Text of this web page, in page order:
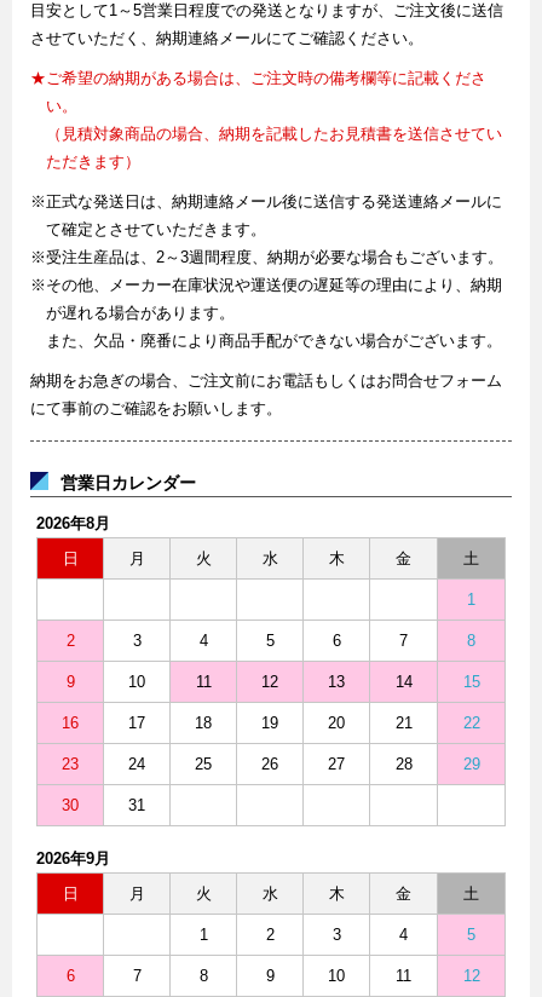
目安として1～5営業日程度での発送となりますが、ご注文後に送信
させていただく、納期連絡メールにてご確認ください。
★ご希望の納期がある場合は、ご注文時の備考欄等に記載くださ
い。
（見積対象商品の場合、納期を記載したお見積書を送信させてい
ただきます）
※正式な発送日は、納期連絡メール後に送信する発送連絡メールに
て確定とさせていただきます。
※受注生産品は、2～3週間程度、納期が必要な場合もございます。
※その他、メーカー在庫状況や運送便の遅延等の理由により、納期
が遅れる場合があります。
また、欠品・廃番により商品手配ができない場合がございます。
納期をお急ぎの場合、ご注文前にお電話もしくはお問合せフォーム
にて事前のご確認をお願いします。
営業日カレンダー
2026年8月
日
月 火 水 木 金 土
1
2 3 4 5 6 7 8
9 10 11 12 13 14 15
16 17 18 19 20 21 22
23 24 25 26 27 28 29
30 31
2026年9月
日
月 火 水 木 金 土
1 2 3 4 5
6 7 8 9 10 11 12